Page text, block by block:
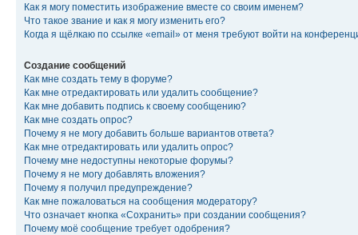
Как я могу поместить изображение вместе со своим именем?
Что такое звание и как я могу изменить его?
Когда я щёлкаю по ссылке «email» от меня требуют войти на
Создание сообщений
Как мне создать тему в форуме?
Как мне отредактировать или удалить сообщение?
Как мне добавить подпись к своему сообщению?
Как мне создать опрос?
Почему я не могу добавить больше вариантов ответа?
Как мне отредактировать или удалить опрос?
Почему мне недоступны некоторые форумы?
Почему я не могу добавлять вложения?
Почему я получил предупреждение?
Как мне пожаловаться на сообщения модератору?
Что означает кнопка «Сохранить» при создании сообщения?
Почему моё сообщение требует одобрения?